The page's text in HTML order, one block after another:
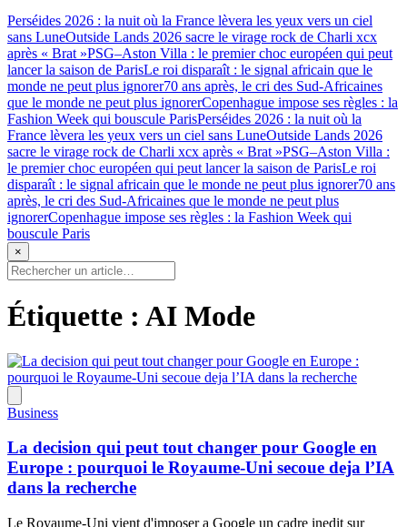
Perséides 2026 : la nuit où la France lèvera les yeux vers un ciel
sans LuneOutside Lands 2026 sacre le virage rock de Charli xcx
après « Brat »PSG–Aston Villa : le premier choc européen qui peut
lancer la saison de ParisLe roi disparaît : le signal africain que le
monde ne peut plus ignorer70 ans après, le cri des Sud-Africaines
que le monde ne peut plus ignorerCopenhague impose ses règles : la
Fashion Week qui bouscule ParisPerséides 2026 : la nuit où la
France lèvera les yeux vers un ciel sans LuneOutside Lands 2026
sacre le virage rock de Charli xcx après « Brat »PSG–Aston Villa :
le premier choc européen qui peut lancer la saison de ParisLe roi
disparaît : le signal africain que le monde ne peut plus ignorer70 ans
après, le cri des Sud-Africaines que le monde ne peut plus
ignorerCopenhague impose ses règles : la Fashion Week qui
bouscule Paris
×
Étiquette : AI Mode
Business
La decision qui peut tout changer pour Google en
Europe : pourquoi le Royaume-Uni secoue deja l’IA
dans la recherche
Le Royaume-Uni vient d'imposer a Google un cadre inedit sur